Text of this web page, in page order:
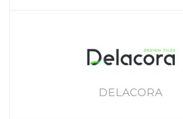
DELACORA